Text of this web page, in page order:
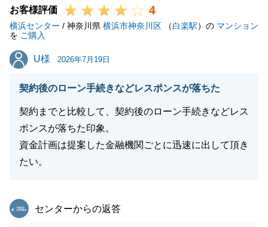
お客様評価 4
横浜センター / 神奈川県 横浜市神奈川区 （白楽駅）の マンション
を ご購入
U様
U様 2026年7月19日
契約後のローン手続きなどレスポンスが落ちた
契約までと比較して、契約後のローン手続きなどレス
ポンスが落ちた印象。
資金計画は提案した金融機関ごとに迅速に出して頂き
たい。
東急リバブル
センターからの返答